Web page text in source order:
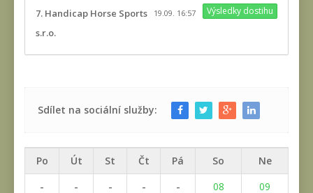
Výsledky dostihu
19.09. 16:57
7. Handicap Horse Sports
s.r.o.
Sdílet na sociální služby:
Po Út St Čt Pá So
Ne
-
- - - - 08 09